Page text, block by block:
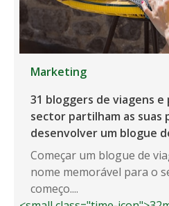
Marketing
31 bloggers de viagens e
sector partilham as suas
desenvolver um blogue
Começar um blogue de
nome memorável para o
começo....